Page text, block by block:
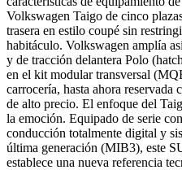
Volkswagen Taigo de cinco
trasera en estilo coupé sin
habitáculo. Volkswagen amplía
y de tracción delantera Polo
en el kit modular transversal
carrocería, hasta ahora reservada
de alto precio. El enfoque del
la emoción. Equipado de serie
conducción totalmente digital y
última generación (MIB3), este
establece una nueva referencia